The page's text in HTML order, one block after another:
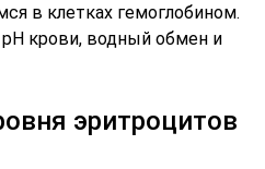
в клетках гемоглобином.
крови, водный обмен и
эритроцитов